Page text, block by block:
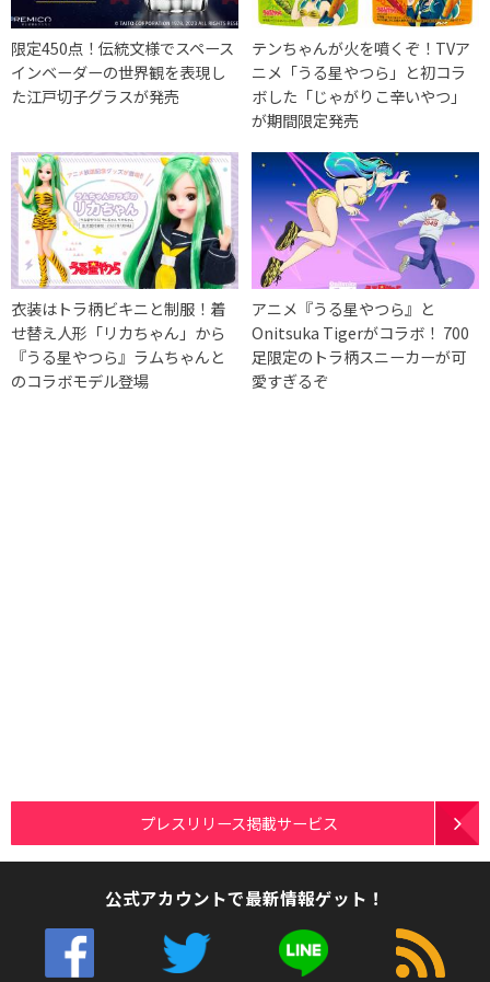
限定450点！伝統文様でスペース
インベーダーの世界観を表現し
た江戸切子グラスが発売
テンちゃんが火を噴くぞ！TVア
ニメ「うる星やつら」と初コラ
ボした「じゃがりこ辛いやつ」
が期間限定発売
衣装はトラ柄ビキニと制服！着
せ替え人形「リカちゃん」から
『うる星やつら』ラムちゃんと
のコラボモデル登場
アニメ『うる星やつら』と
Onitsuka Tigerがコラボ！ 700
足限定のトラ柄スニーカーが可
愛すぎるぞ
プレスリリース掲載サービス
公式アカウントで最新情報ゲット！